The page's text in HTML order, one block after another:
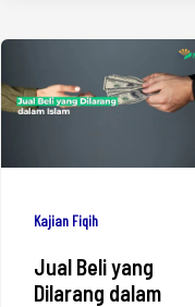
Kajian Fiqih
Jual Beli yang
Dilarang dalam